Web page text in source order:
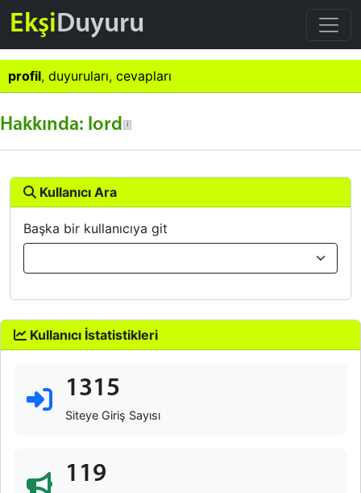
EkşiDuyuru
profil, duyuruları, cevapları
Hakkında: lord
Kullanıcı Ara
Başka bir kullanıcıya git
Kullanıcı İstatistikleri
1315
Siteye Giriş Sayısı
119